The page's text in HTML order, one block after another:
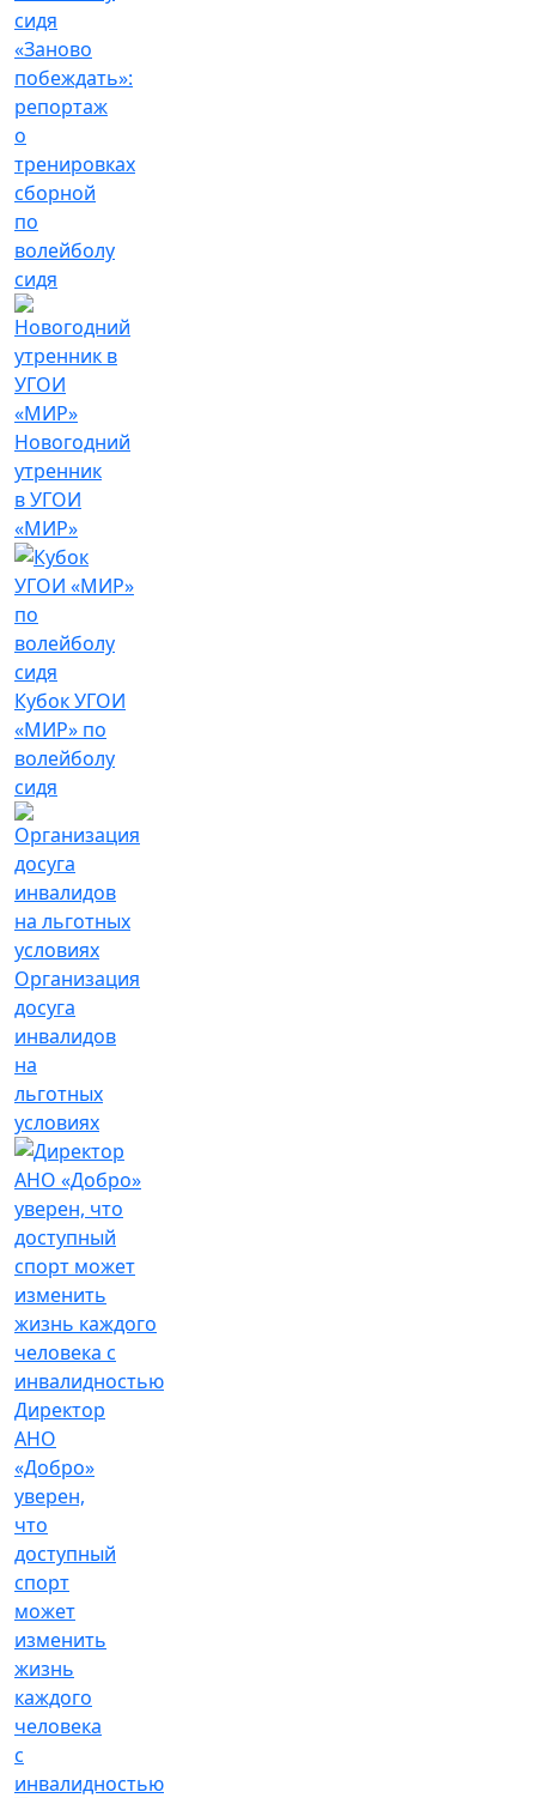
«Заново
побеждать»:
репортаж
о
тренировках
сборной
по
волейболу
сидя
Новогодний
утренник
в УГОИ
«МИР»
Кубок УГОИ
«МИР» по
волейболу
сидя
Организация
досуга
инвалидов
на
льготных
условиях
Директор
АНО
«Добро»
уверен,
что
доступный
спорт
может
изменить
жизнь
каждого
человека
с
инвалидностью